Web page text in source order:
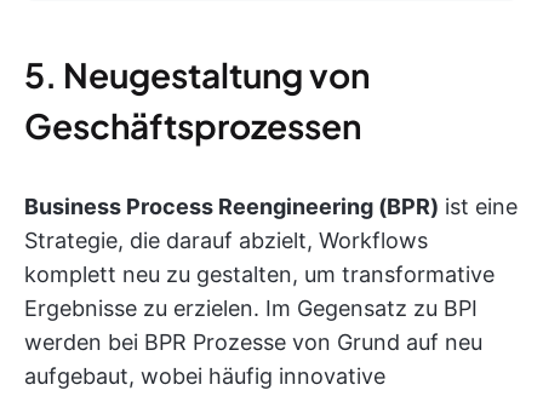
5. Neugestaltung von
Geschäftsprozessen
Business Process Reengineering (BPR) ist eine
Strategie, die darauf abzielt, Workflows
komplett neu zu gestalten, um transformative
Ergebnisse zu erzielen. Im Gegensatz zu BPI
werden bei BPR Prozesse von Grund auf neu
aufgebaut, wobei häufig innovative